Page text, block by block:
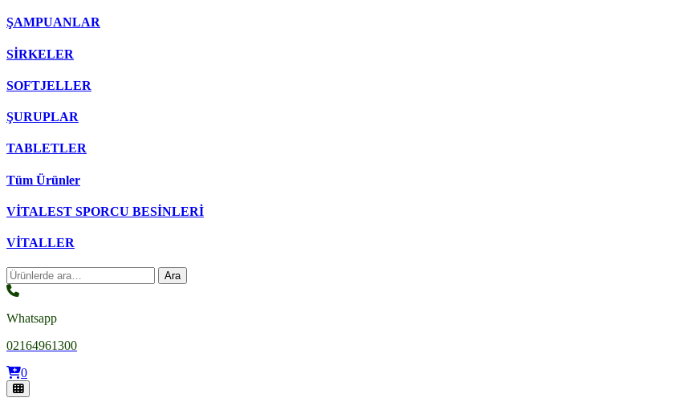
ŞAMPUANLAR
SİRKELER
SOFTJELLER
ŞURUPLAR
TABLETLER
Tüm Ürünler
VİTALEST SPORCU BESİNLERİ
VİTALLER
Ara: Ara
Whatsapp
02164961300
0